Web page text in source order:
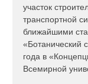
участок
транспортной
ближайшими
«Ботанический
года в
Всемирной